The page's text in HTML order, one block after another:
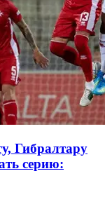
Гибралтару
серию: